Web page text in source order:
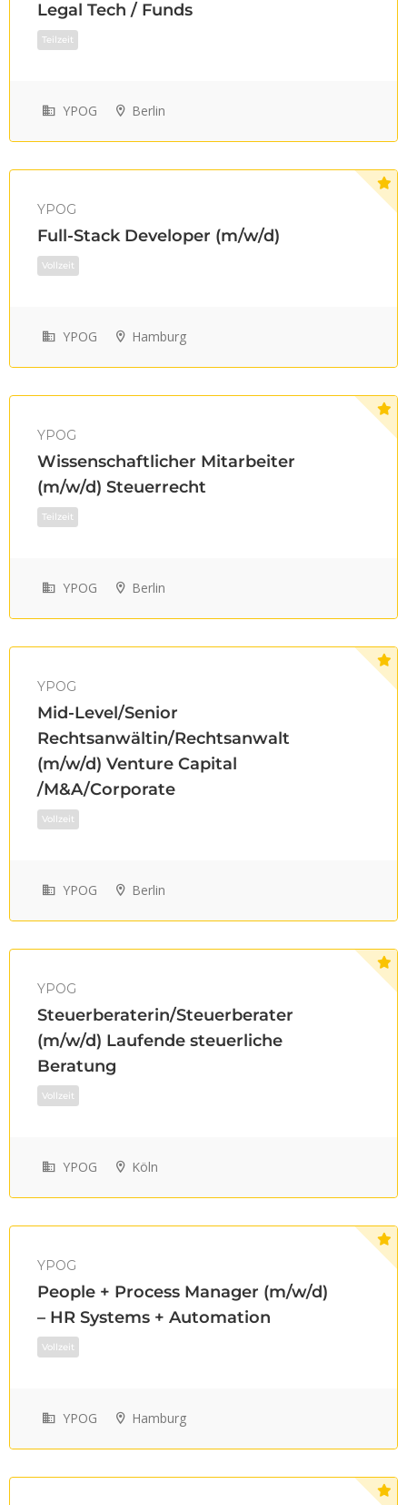
Legal Tech / Funds
Teilzeit
YPOG Berlin
YPOG
Full-Stack Developer (m/w/d)
Vollzeit
YPOG Hamburg
YPOG
Wissenschaftlicher Mitarbeiter
(m/w/d) Steuerrecht
Teilzeit
YPOG Berlin
YPOG
Mid-Level/Senior
Rechtsanwältin/Rechtsanwalt
(m/w/d) Venture Capital
/M&A/Corporate
YPOG Berlin
YPOG
Steuerberaterin/Steuerberater
(m/w/d) Laufende steuerliche
Beratung
YPOG Köln
YPOG
People + Process Manager (m/w/d)
– HR Systems + Automation
YPOG Hamburg